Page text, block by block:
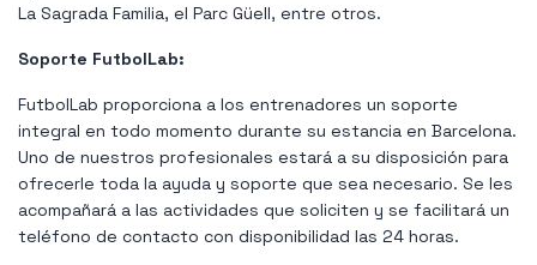
La Sagrada Familia, el Parc Güell, entre otros.
Soporte FutbolLab:
FutbolLab proporciona a los entrenadores un soporte
integral en todo momento durante su estancia en Barcelona.
Uno de nuestros profesionales estará a su disposición para
ofrecerle toda la ayuda y soporte que sea necesario. Se les
acompañará a las actividades que soliciten y se facilitará un
teléfono de contacto con disponibilidad las 24 horas.